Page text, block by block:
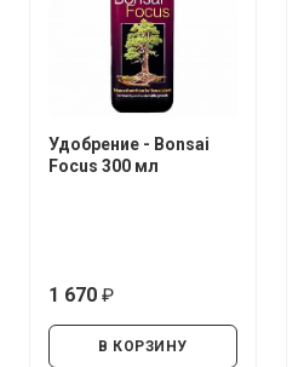
Удобрение - Bonsai
Focus 300 мл
1 670
В КОРЗИНУ